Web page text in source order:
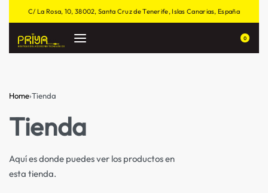
C/ La Rosa, 10, 38002, Santa Cruz de Tenerife, Islas Canarias, España
0
Home›Tienda
Tienda
Aquí es donde puedes ver los productos en
esta tienda.